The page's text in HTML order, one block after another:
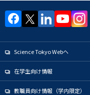
Science Tokyo Webヘ
在学生向け情報
教職員向け情報（学内限定）